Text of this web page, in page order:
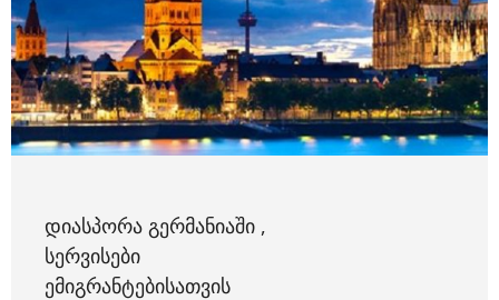
ᲓᲘᲐᲡᲞᲝᲠᲐ ᲒᲔᲠᲛᲐᲜᲘᲐᲨᲘ ,
ᲡᲔᲠᲕᲘᲡᲔᲑᲘ
ᲔᲛᲘᲒᲠᲐᲜᲢᲔᲑᲘᲡᲐᲗᲕᲘᲡ